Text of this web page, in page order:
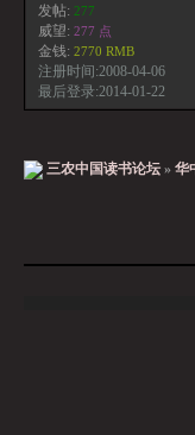
发帖: 277
威望: 277 点
金钱: 2770 RMB
注册时间:2008-04-06
最后登录:2014-01-22
三农中国读书论坛 » 华